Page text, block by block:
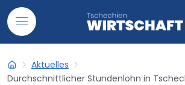
Auf Inhalt übergehen
Suche
Tschechien-Wirtschaft
Aktuelles
Durchschnittlicher Stundenlohn in